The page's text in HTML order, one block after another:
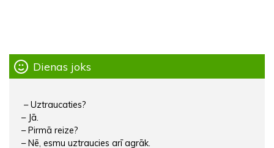
Dienas joks
– Uztraucaties?
– Jā.
– Pirmā reize?
– Nē, esmu uztraucies arī agrāk.